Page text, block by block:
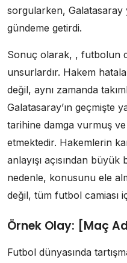
sorgularken,
gündeme getirdi.
Sonuç olarak, , futbolun
unsurlardır. Hakem
değil, aynı zamanda
Galatasaray’ın geçmişte
tarihine damga vurmuş ve
etmektedir. Hakemlerin
anlayışı açısından
nedenle, konusunu ele
değil, tüm futbol camiası
Örnek Olay: [Maç
Futbol dünyasında